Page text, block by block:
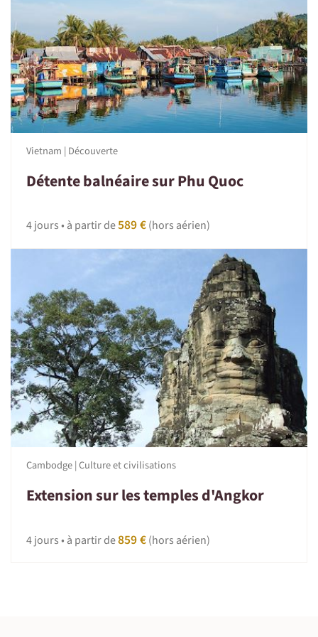
La réussite de tout voyage est un délicat mélange de
bonne humeur, de sentiments d'entraide, de convivialité,
d'esprit de découverte, de bonne volonté, d'une
participation aux tâches communes ainsi que le respect
des traditions locales. Et n’oubliez pas, des imprévus sont
toujours possibles, dans ces moments adoptez la
Nomade attitude : patience et tolérance.
Vietnam | Découverte
Détente balnéaire sur Phu Quoc
4 jours • à partir de589 €(hors aérien)
Cambodge | Culture et civilisations
Extension sur les temples d'Angkor
4 jours • à partir de859 €(hors aérien)